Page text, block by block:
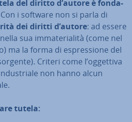
del diritto d’autore è fon­da­
i software non si parla di
dei diritti d’autore: ad essere
sua im­ma­te­ria­li­tà (come nel
ma la forma di espres­sio­ne del
Criteri come l’oggettiva
non hanno alcun
tutela: